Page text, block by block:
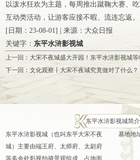
以泼水狂欢为主题，每周推出蹴鞠大赛、
互动类活动，让游客应接不暇、流连忘返。
[日期：23-08-01] | 来源：大众日报
关键字：东平水浒影视城
上一回：大宋不夜城盛大开园！东平水浒影视城
下一回：文化观察丨大宋不夜城究竟做对了什么？
东平水浒影视城简介
东平水浒影视城（也叫东平大宋不夜
城）主要由端王府、太师府、太尉府
等多余处影视拍摄景观组成，占地面
基地地